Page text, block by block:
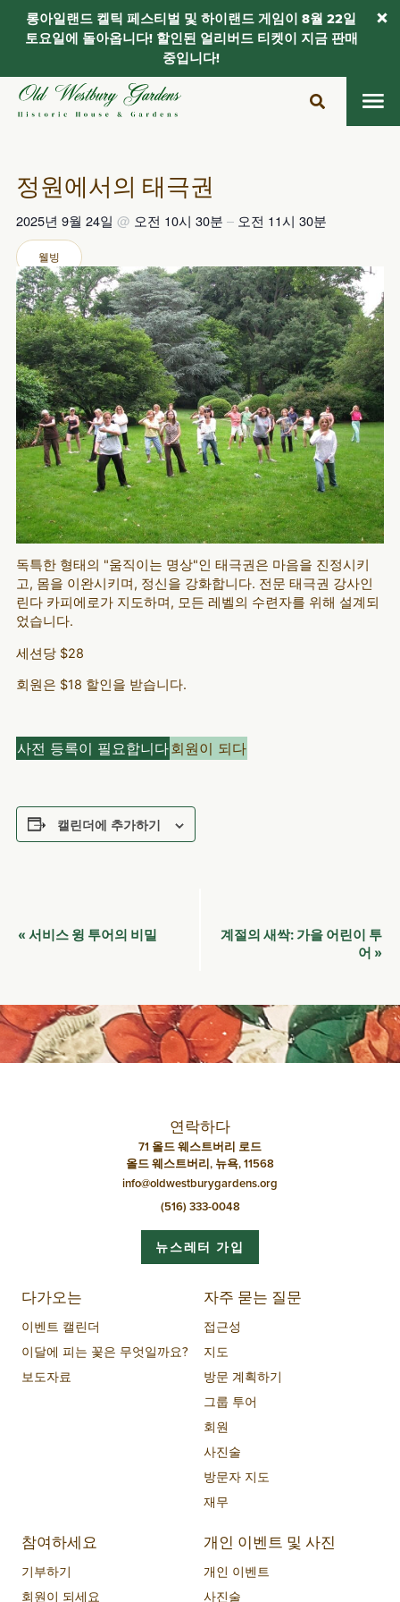
정원에서의 태극권
2025년 9월 24일 @ 오전 10시 30분 – 오전 11시 30분
웰빙
독특한 형태의 "움직이는 명상"인 태극권은 마음을 진정시키
고, 몸을 이완시키며, 정신을 강화합니다. 전문 태극권 강사인
린다 카피에로가 지도하며, 모든 레벨의 수련자를 위해 설계되
었습니다.
세션당 $28
회원은 $18 할인을 받습니다.
사전 등록이 필요합니다회원이 되다
캘린더에 추가하기
이
네
비
게
« 서비스 윙 투어의 비밀
계절의 새싹: 가을 어린이 투
어 »
연락하다
71 올드 웨스트버리 로드
올드 웨스트버리, 뉴욕, 11568
info@oldwestburygardens.org
(516) 333-0048
뉴스레터 가입
다가오는
이벤트 캘린더
이달에 피는 꽃은 무엇일까요?
보도자료
자주 묻는 질문
접근성
지도
방문 계획하기
그룹 투어
회원
사진술
방문자 지도
재무
참여하세요
기부하기
회원이 되세요
개인 이벤트 및 사진
개인 이벤트
사진술
롱아일랜드 켈틱 페스티벌 및 하이랜드 게임이 8월 22일
토요일에 돌아옵니다! 할인된 얼리버드 티켓이 지금 판매
중입니다!